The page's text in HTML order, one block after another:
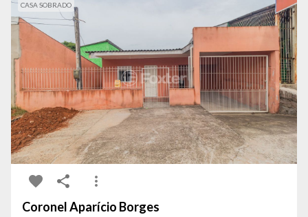
CASA SOBRADO
Coronel Aparício Borges